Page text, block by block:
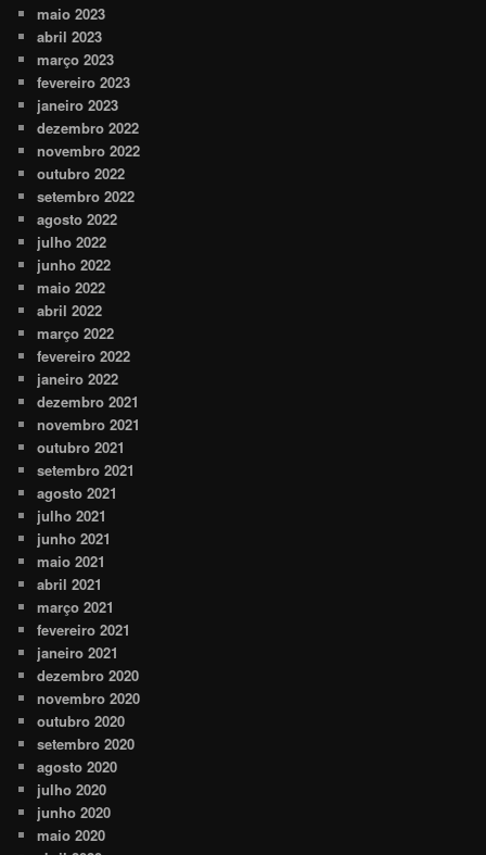
maio 2023
abril 2023
março 2023
fevereiro 2023
janeiro 2023
dezembro 2022
novembro 2022
outubro 2022
setembro 2022
agosto 2022
julho 2022
junho 2022
maio 2022
abril 2022
março 2022
fevereiro 2022
janeiro 2022
dezembro 2021
novembro 2021
outubro 2021
setembro 2021
agosto 2021
julho 2021
junho 2021
maio 2021
abril 2021
março 2021
fevereiro 2021
janeiro 2021
dezembro 2020
novembro 2020
outubro 2020
setembro 2020
agosto 2020
julho 2020
junho 2020
maio 2020